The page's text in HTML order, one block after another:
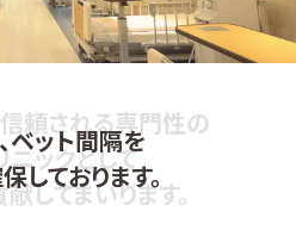
た外来フロアーや
適な院内
料送迎サービスをご用
おります。
頼される専門性の
ックとして
してまいります。
ベット間隔を
しております。
ペースを完備し、
いで安心して
ただけます。